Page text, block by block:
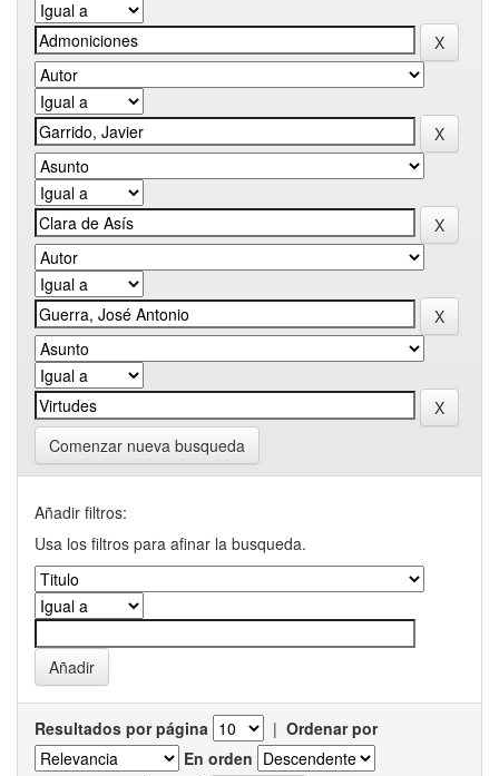
Comenzar nueva busqueda
Añadir filtros:
Usa los filtros para afinar la busqueda.
Resultados por página | Ordenar por
En orden